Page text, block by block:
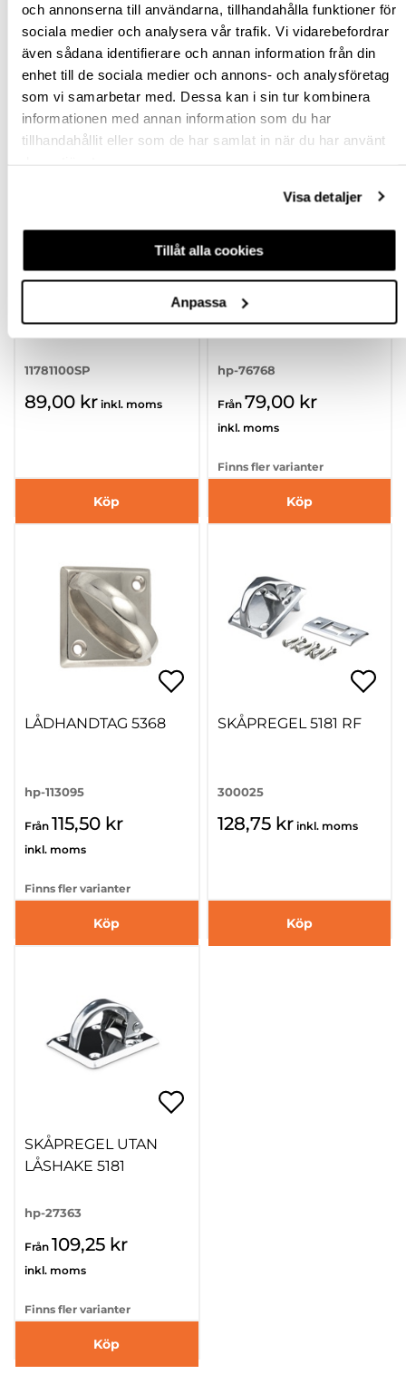
och annonserna till användarna, tillhandahålla funktioner för
sociala medier och analysera vår trafik. Vi vidarebefordrar
även sådana identifierare och annan information från din
enhet till de sociala medier och annons- och analysföretag
som vi samarbetar med. Dessa kan i sin tur kombinera
informationen med annan information som du har
tillhandahållit eller som de har samlat in när du har använt
Visa detaljer
Tillåt alla cookies
Anpassa
Köp
inkl. moms
Finns fler varianter
Köp
ROSTFRITT
11781100SP
89,00 kr inkl. moms
Köp
HANDTAG TREVI
hp-76768
Från 79,00 kr
inkl. moms
Finns fler varianter
Köp
LÅDHANDTAG 5368
hp-113095
Från 115,50 kr
inkl. moms
Finns fler varianter
Köp
SKÅPREGEL 5181 RF
300025
128,75 kr inkl. moms
Köp
SKÅPREGEL UTAN
LÅSHAKE 5181
hp-27363
Från 109,25 kr
inkl. moms
Finns fler varianter
Köp